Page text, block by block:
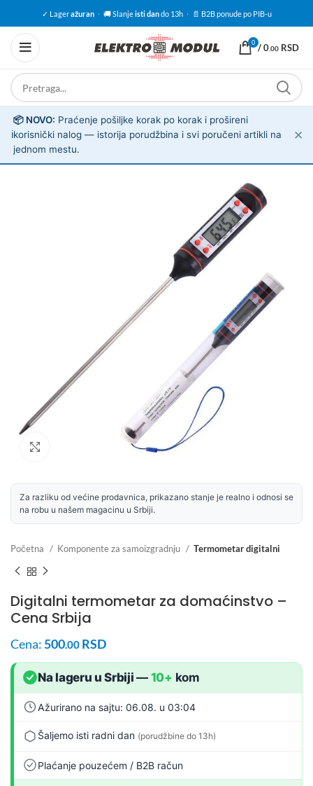
✓ Lageražuran · 🚚 Slanjeisti dando 13h · 📄 B2B ponude po PIB-u
0 /0.00 RSD
ℹ️
📦 NOVO: Praćenje pošiljke korak po korak i prošireni
korisnički nalog — istorija porudžbina i svi poručeni artikli na
jednom mestu.
✕
Za razliku od većine prodavnica, prikazano stanje je realno i odnosi se
na robu u našem magacinu u Srbiji.
Početna Komponente za samoizgradnju Termometar digitalni
Digitalni termometar za domaćinstvo –
Cena Srbija
Cena:500.00 RSD
Na lageru u Srbiji — 10+ kom
Ažurirano na sajtu: 06.08. u 03:04
Šaljemo isti radni dan (porudžbine do 13h)
Plaćanje pouzećem / B2B račun